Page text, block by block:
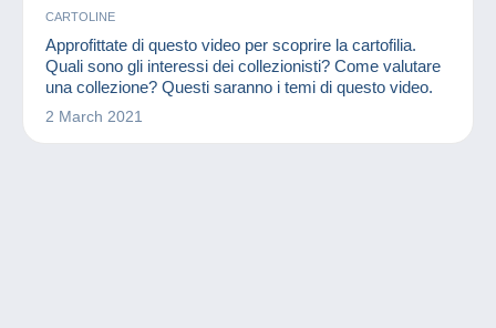
CARTOLINE
Approfittate di questo video per scoprire la cartofilia.
Quali sono gli interessi dei collezionisti? Come valutare
una collezione? Questi saranno i temi di questo video.
2 March 2021